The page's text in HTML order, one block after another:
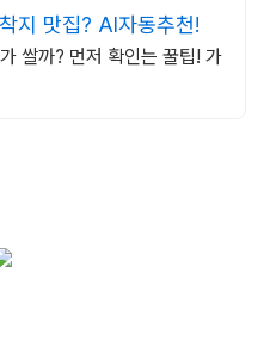
지 맛집? AI자동추천!
쌀까? 먼저 확인는 꿀팁! 가